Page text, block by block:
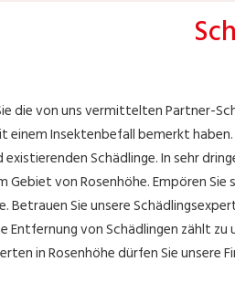
die von uns vermittelten Partner-
einem Insektenbefall bemerkt
Schädlinge. In sehr
Gebiet von Rosenhöhe. Empören
Betrauen Sie unsere
Entfernung von Schädlingen zählt
in Rosenhöhe dürfen Sie unsere